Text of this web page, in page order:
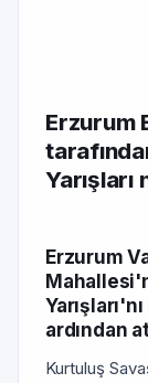
Erzurum
Erzurum
ardından
Kurtuluş